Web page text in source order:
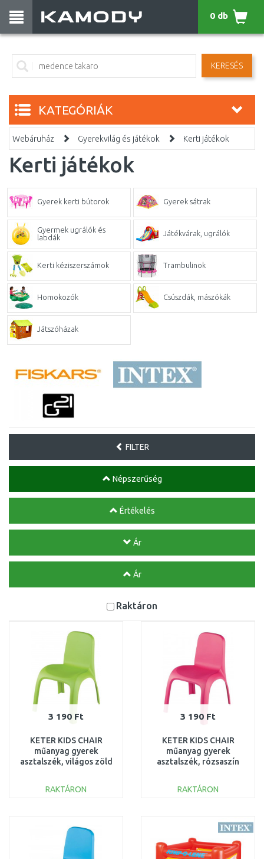
KERESÉS
0 db
KATEGÓRIÁK
Webáruház Gyerekvilág és játékok Kerti játékok
Kerti játékok
Gyerek kerti bútorok Gyerek sátrak
Gyermek ugrálók és
labdák
Játékvárak, ugrálók
Kerti kéziszerszámok Trambulinok
Homokozók Csúszdák, mászókák
Játszóházak
FILTER
Népszerűség
Értékelés
Ár
Ár
Raktáron
3 190 Ft
KETER KIDS CHAIR
műanyag gyerek
asztalszék, világos zöld
RAKTÁRON
Összehasonlítás
3 190 Ft
KETER KIDS CHAIR
műanyag gyerek
asztalszék, rózsaszín
RAKTÁRON
Összehasonlítás